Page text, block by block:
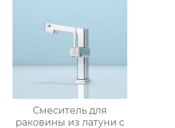
Смеситель для
раковины из латуни с